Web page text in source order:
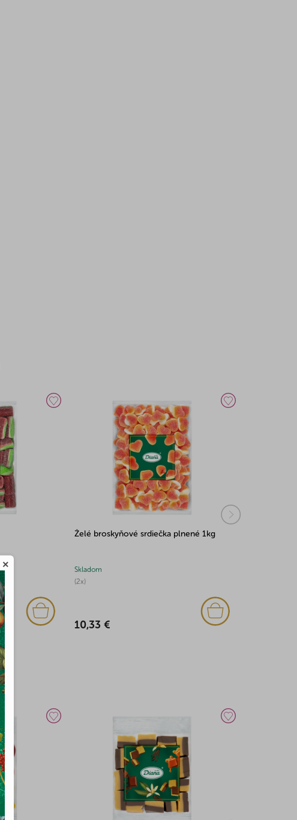
Želé broskyňové srdiečka plnené 1kg
(2x)
Skladom
10,33 €
×